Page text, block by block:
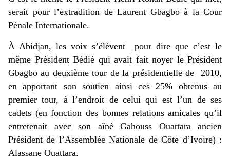
serait pour l’extradition de Laurent Gbagbo à la Cour
Pénale Internationale.
À Abidjan, les voix s’élèvent pour dire que c’est le
même Président Bédié qui avait fait noyer le Président
Gbagbo au deuxième tour de la présidentielle de 2010,
en apportant son soutien ainsi ces 25% obtenus au
premier tour, à l’endroit de celui qui est l’un de ses
cadets (en fonction des bonnes relations amicales qu’il
entretenait avec son aîné Gahouss Ouattara ancien
Président de l’Assemblée Nationale de Côte d’Ivoire) :
Alassane Ouattara.